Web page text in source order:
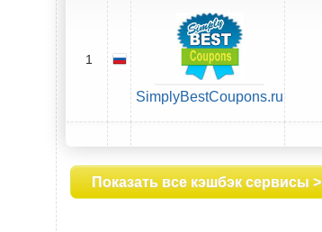
1
SimplyBestCoupons.ru
Показать все кэшбэк сервисы >